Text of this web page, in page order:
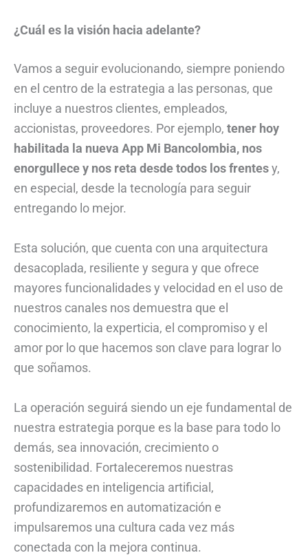
¿Cuál es la visión hacia adelante?
Vamos a seguir evolucionando, siempre poniendo
en el centro de la estrategia a las personas, que
incluye a nuestros clientes, empleados,
accionistas, proveedores. Por ejemplo, tener hoy
habilitada la nueva App Mi Bancolombia, nos
enorgullece y nos reta desde todos los frentesy,
en especial, desde la tecnología para seguir
entregando lo mejor.
Esta solución, que cuenta con una arquitectura
desacoplada, resiliente y segura y que ofrece
mayores funcionalidades y velocidad en el uso de
nuestros canales nos demuestra que el
conocimiento, la experticia, el compromiso y el
amor por lo que hacemos son clave para lograr lo
que soñamos.
La operación seguirá siendo un eje fundamental de
nuestra estrategia porque es la base para todo lo
demás, sea innovación, crecimiento o
sostenibilidad. Fortaleceremos nuestras
capacidades en inteligencia artificial,
profundizaremos en automatización e
impulsaremos una cultura cada vez más
conectada con la mejora continua.